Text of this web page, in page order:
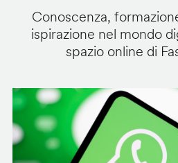
Conoscenza,
ispirazione nel mondo
spazio online di